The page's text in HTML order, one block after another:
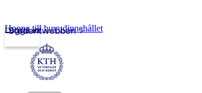
Studentwebben
Logga in
Hoppa till huvudinnehållet